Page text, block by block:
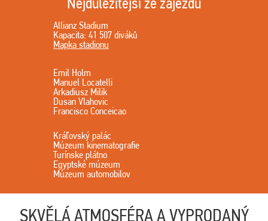
Allianz Stadium
Kapacita: 41 507 diváků
Mapka stadionu
Emil Holm
Manuel Locatelli
Arkadiusz Milik
Dusan Vlahovic
Francisco Conceicao
Kráľovský palác
Múzeum kinematografie
Turínske plátno
Egyptské múzeum
Múzeum automobilov
SKVĚLÁ ATMOSFÉRA A VYPRODANÝ